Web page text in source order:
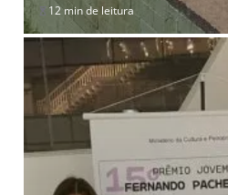
12 min de leitura